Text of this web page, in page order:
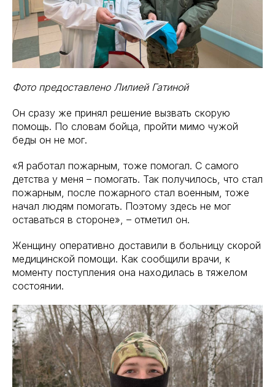
Фото предоставлено Лилией Гатиной
Он сразу же принял решение вызвать скорую
помощь. По словам бойца, пройти мимо чужой
беды он не мог.
«Я работал пожарным, тоже помогал. С самого
детства у меня – помогать. Так получилось, что стал
пожарным, после пожарного стал военным, тоже
начал людям помогать. Поэтому здесь не мог
оставаться в стороне», – отметил он.
Женщину оперативно доставили в больницу скорой
медицинской помощи. Как сообщили врачи, к
моменту поступления она находилась в тяжелом
состоянии.